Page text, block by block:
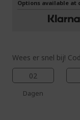
Wees er snel bij!
02
Dagen
Options available at